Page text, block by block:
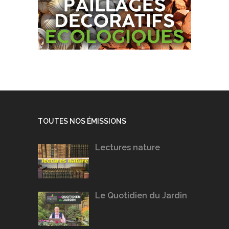
TOUTES NOS ÉMISSIONS
Lectures nature
Le Quotidien du Jardin